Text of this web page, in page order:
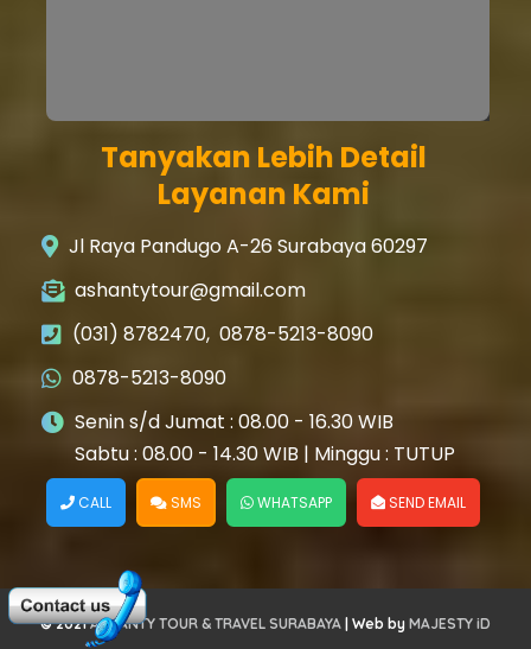
Tanyakan Lebih Detail
Layanan Kami
Jl Raya Pandugo A-26 Surabaya 60297
ashantytour@gmail.com
(031) 8782470,0878-5213-8090
0878-5213-8090
Senin s/d Jumat : 08.00 - 16.30 WIB
Sabtu : 08.00 - 14.30 WIB | Minggu : TUTUP
CALL SMS WHATSAPP SEND EMAIL
©2021ASHANTY TOUR & TRAVEL SURABAYA | Web by MAJESTY iD